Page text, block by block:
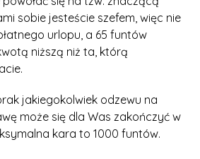
sobie jesteście szefem, więc nie
urlopu, a 65 funtów
niższą niż ta, którą
jakiegokolwiek odzewu na
może się dla Was zakończyć w
kara to 1000 funtów.